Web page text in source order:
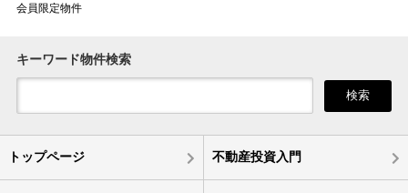
会員限定物件
キーワード物件検索
検索
トップページ 不動産投資入門